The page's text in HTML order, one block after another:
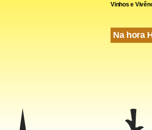
Vinhos e
Na hora